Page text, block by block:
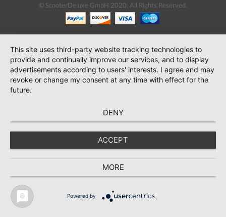
© ScooterDeluxe GmbH 2020. All Rights Reserved.
This site uses third-party website tracking technologies to
provide and continually improve our services, and to display
advertisements according to users' interests. I agree and may
revoke or change my consent at any time with effect for the
future.
DENY
ACCEPT
MORE
Powered by